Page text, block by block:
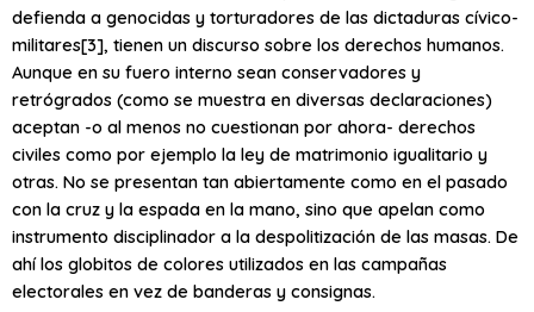
defienda a genocidas y torturadores de las dictaduras cívico-
militares[3], tienen un discurso sobre los derechos humanos.
Aunque en su fuero interno sean conservadores y
retrógrados (como se muestra en diversas declaraciones)
aceptan -o al menos no cuestionan por ahora- derechos
civiles como por ejemplo la ley de matrimonio igualitario y
otras. No se presentan tan abiertamente como en el pasado
con la cruz y la espada en la mano, sino que apelan como
instrumento disciplinador a la despolitización de las masas. De
ahí los globitos de colores utilizados en las campañas
electorales en vez de banderas y consignas.